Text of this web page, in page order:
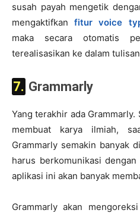
susah payah mengetik
mengaktifkanfitur voice
maka secara otomatis
terealisasikan ke dalam
7. Grammarly
Yang terakhir ada
membuat karya ilmiah,
Grammarly semakin banyak
harus berkomunikasi
aplikasi ini akan banyak
Grammarly akan